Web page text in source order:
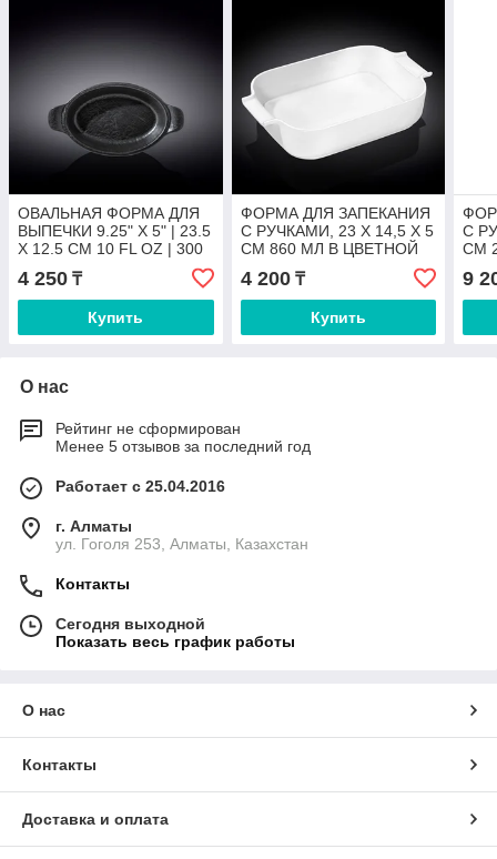
ОВАЛЬНАЯ ФОРМА ДЛЯ
ВЫПЕЧКИ 9.25" X 5" | 23.5
X 12.5 CM 10 FL OZ | 300
4 250 ₸
Купить
ФОРМА ДЛЯ ЗАПЕКАНИЯ
С РУЧКАМИ, 23 X 14,5 X 5
CM 860 МЛ В ЦВЕТНОЙ
КОРОБКЕ
4 200₸
Купить
С
CM
9
О нас
Рейтинг не сформирован
Менее 5 отзывов за последний год
Работает с 25.04.2016
г. Алматы
ул. Гоголя 253, Алматы, Казахстан
Контакты
Сегодня выходной
Показать весь график работы
О нас
Контакты
Доставка и оплата